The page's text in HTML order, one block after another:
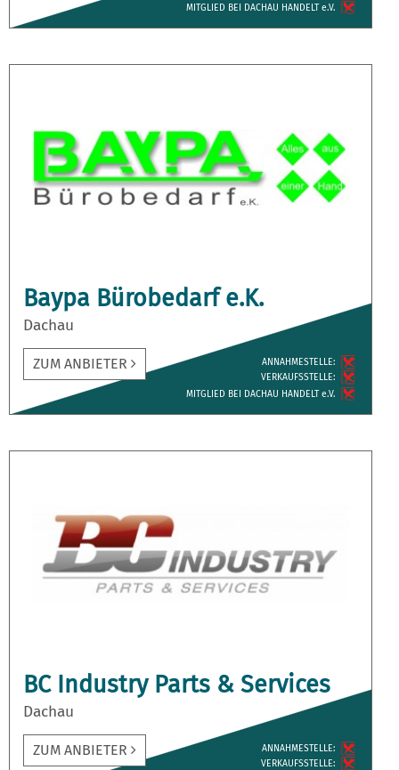
MITGLIED BEI DACHAU HANDELT e.V.
Baypa Bürobedarf e.K.
Dachau
ZUM ANBIETER
ANNAH­MESTELLE:
VERKAUFS­STELLE:
MITGLIED BEI DACHAU HANDELT e.V.
BC Industry Parts & Services
Dachau
ZUM ANBIETER
ANNAH­MESTELLE:
VERKAUFS­STELLE: